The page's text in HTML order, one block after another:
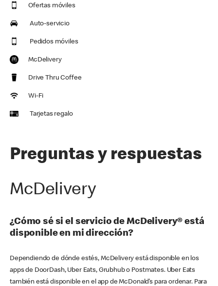
Ofertas móviles
Auto-servicio
Pedidos móviles
McDelivery
Drive Thru Coffee
Wi-Fi
Tarjetas regalo
Preguntas y respuestas
McDelivery
¿Cómo sé si el servicio de McDelivery® está
disponible en mi dirección?
Dependiendo de dónde estés, McDelivery está disponible en los
apps de DoorDash, Uber Eats, Grubhub o Postmates. Uber Eats
también está disponible en el app de McDonald’s para ordenar. Para